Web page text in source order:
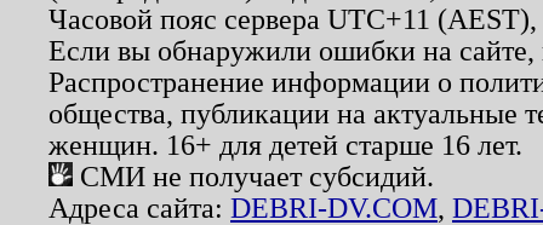
Часовой пояс сервера UTC+11
Если вы обнаружили ошибки на
Распространение информации о
общества, публикации на актуальные
женщин. 16+ для детей старше 16 лет.
СМИ не получает субсидий.
Адреса сайта: DEBRI-DV.COM,